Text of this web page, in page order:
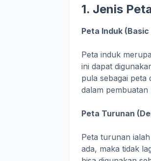
1. Jenis
Peta Induk (Basic
Peta induk
ini dapat
pula sebagai peta
dalam
Peta Turunan
Peta turunan
ada, maka tidak